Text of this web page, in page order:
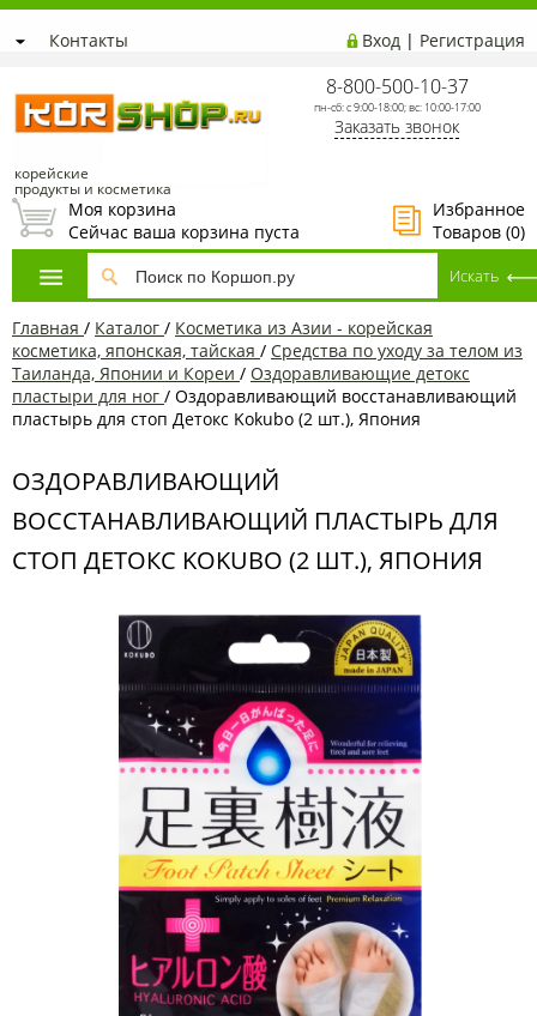
Контакты Вход | Регистрация
корейские
продукты и косметика
8-800-500-10-37
пн-сб: с 9:00-18:00; вс: 10:00-17:00
Заказать звонок
Избранное
Товаров (0)
Моя корзина
Сейчас ваша корзина пуста
Главная / Каталог / Косметика из Азии - корейская
косметика, японская, тайская / Средства по уходу за телом из
Таиланда, Японии и Кореи / Оздоравливающие детокс
пластыри для ног / Оздоравливающий восстанавливающий
пластырь для стоп Детокс Kokubo (2 шт.), Япония
ОЗДОРАВЛИВАЮЩИЙ
ВОССТАНАВЛИВАЮЩИЙ ПЛАСТЫРЬ ДЛЯ
СТОП ДЕТОКС KOKUBO (2 ШТ.), ЯПОНИЯ